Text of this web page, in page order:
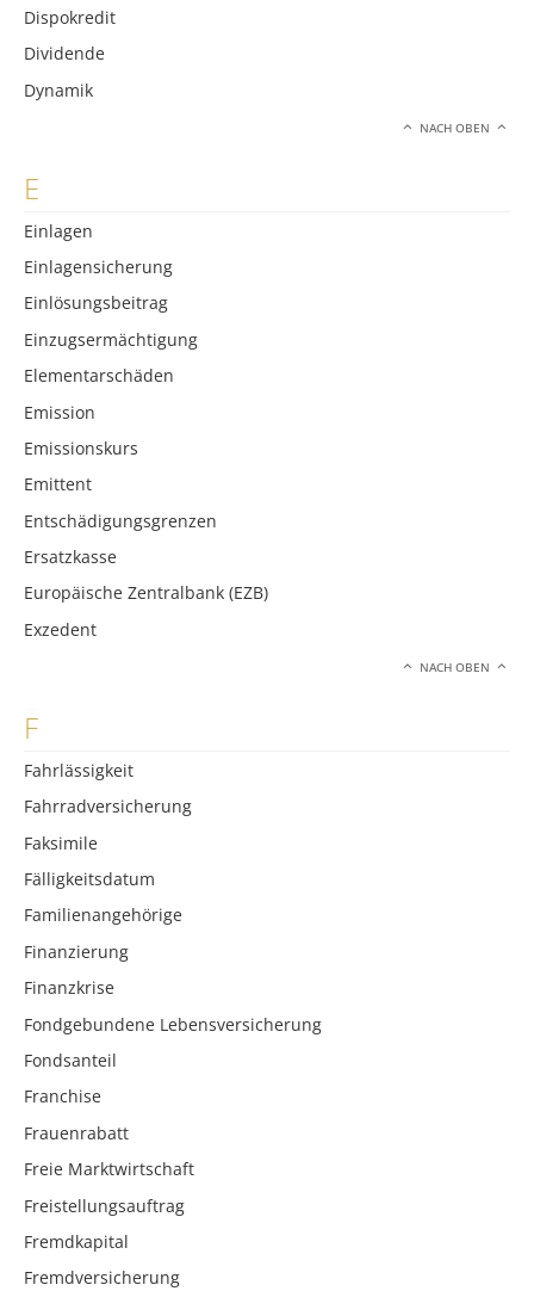
Dispokredit
Dividende
Dynamik
NACH OBEN
E
Einlagen
Einlagensicherung
Einlösungsbeitrag
Einzugsermächtigung
Elementarschäden
Emission
Emissionskurs
Emittent
Entschädigungsgrenzen
Ersatzkasse
Europäische Zentralbank (EZB)
Exzedent
NACH OBEN
F
Fahrlässigkeit
Fahrradversicherung
Faksimile
Fälligkeitsdatum
Familienangehörige
Finanzierung
Finanzkrise
Fondgebundene Lebensversicherung
Fondsanteil
Franchise
Frauenrabatt
Freie Marktwirtschaft
Freistellungsauftrag
Fremdkapital
Fremdversicherung